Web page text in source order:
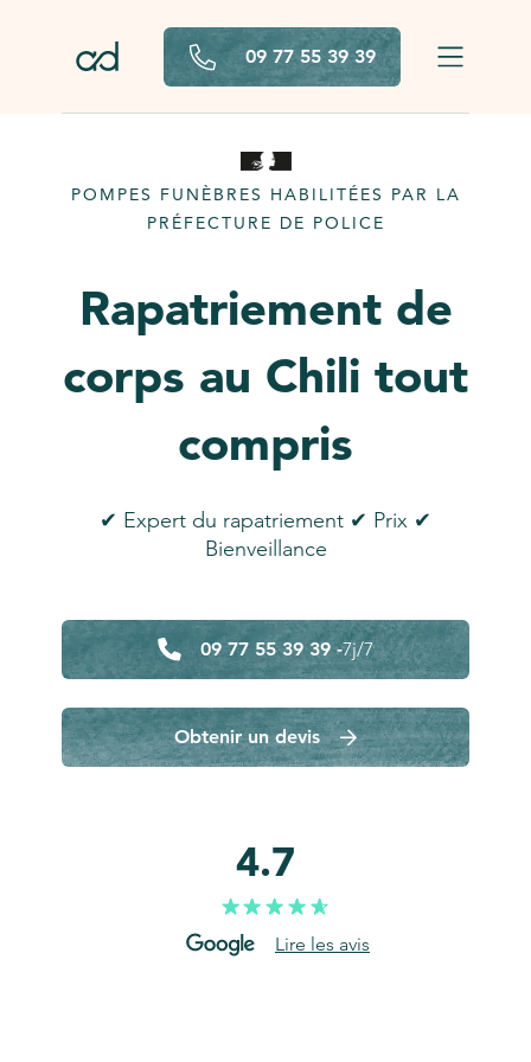
09 77 55 39 39
POMPES FUNÈBRES HABILITÉES PAR LA
PRÉFECTURE DE POLICE
Rapatriement de
corps au Chili tout
compris
✔ Expert du rapatriement ✔ Prix ✔
Bienveillance
09 77 55 39 39 -7j/7
Obtenir un devis
4.7
Lire les avis